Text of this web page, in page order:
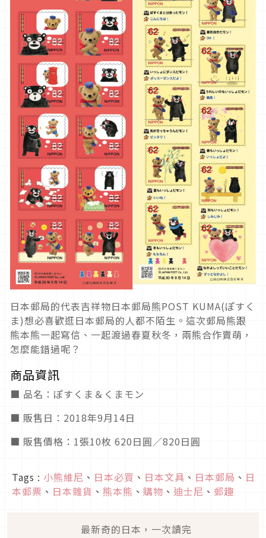
日本郵局的代表吉祥物日本郵局熊POST KUMA(ぽすく
ま)想必喜歡逛日本郵局的人都不陌生。這次郵局熊跟
熊本熊一起寫信、一起渡過春夏秋冬，兩熊合作賣萌，
怎麼能錯過呢？
商品資訊
■ 品名：ぽすくま＆くまモン
■ 販售日：2018年9月14日
■ 販售價格：1張10枚 620日圓／820日圓
Tags : 小熊維尼 、 日本必買 、 日本文具 、 日本郵局 、 日
本郵票 、 日本雜貨 、 熊本熊 、 購物 、 迪士尼 、 郵趣
最新奇的日本，一次讀完